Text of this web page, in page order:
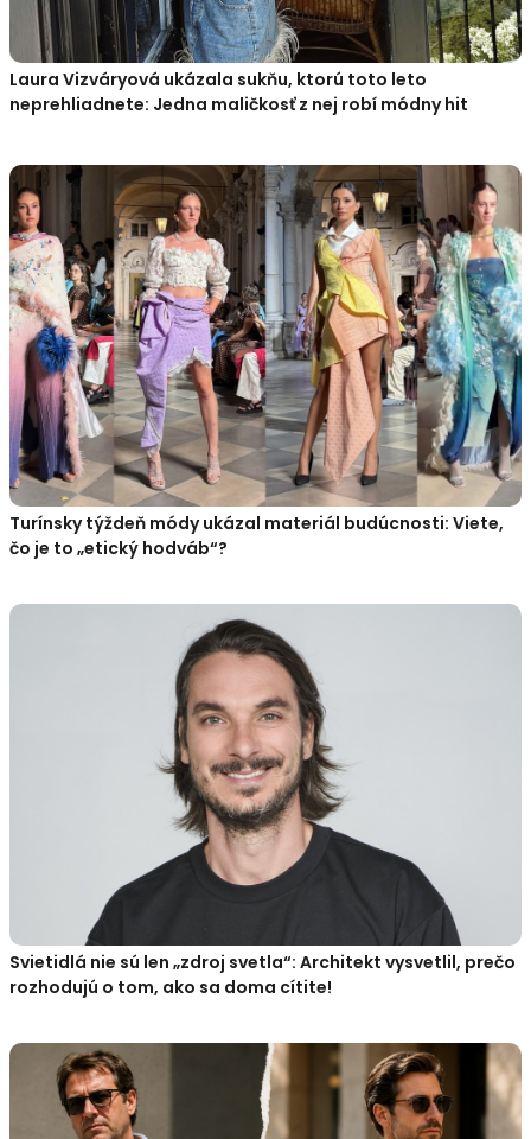
Laura Vizváryová ukázala sukňu, ktorú toto leto
neprehliadnete: Jedna maličkosť z nej robí módny hit
Turínsky týždeň módy ukázal materiál budúcnosti: Viete,
čo je to „etický hodváb“?
Svietidlá nie sú len „zdroj svetla“: Architekt vysvetlil, prečo
rozhodujú o tom, ako sa doma cítite!